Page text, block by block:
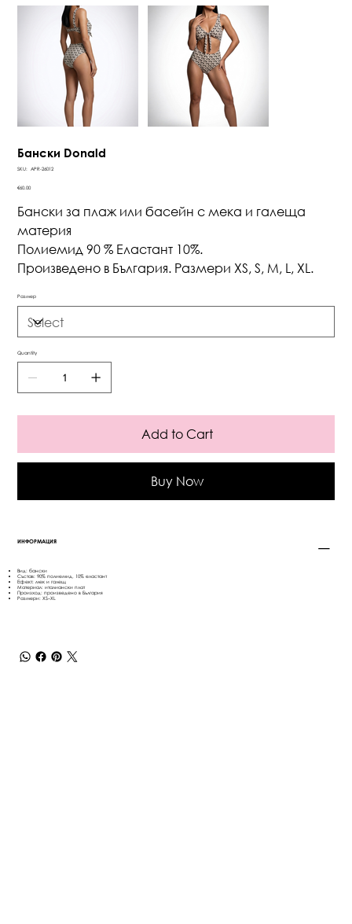
Бански Donald
SKU:
SKU
26012
APR-26012
Price
€60.00
Бански за плаж или басейн с мека и галеща
материя
Полиемид 90 % Еластант 10%.
Произведено в България. Размери XS, S, M, L, XL.
Размер
Quantity
Add to Cart
Buy Now
ИНФОРМАЦИЯ
Вид: бански
Състав: 90% полиемид, 10% еластант
Ефект: мек и галещ
Материал: италиански плат
Произход: произведено в България
Размери: XS–XL